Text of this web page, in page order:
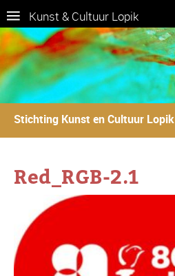
Kunst & Cultuur Lopik
Stichting Kunst en Cultuur Lopik
Red_RGB-2.1